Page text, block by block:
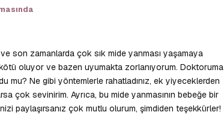
son zamanlarda çok sık mide yanması yaşamaya
oluyor ve bazen uyumakta zorlanıyorum. Doktoruma
mu? Ne gibi yöntemlerle rahatladınız, ek yiyeceklerden
çok sevinirim. Ayrıca, bu mide yanmasının bebeğe bir
paylaşırsanız çok mutlu olurum, şimdiden teşekkürler!